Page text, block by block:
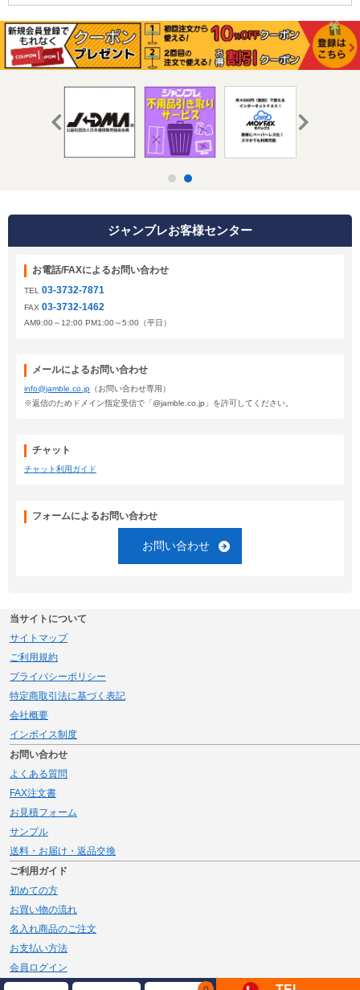
ジャンブレお客様センター
お電話/FAXによるお問い合わせ
TEL 03-3732-7871
FAX 03-3732-1462
AM9:00～12:00 PM1:00～5:00（平日）
メールによるお問い合わせ
info@jamble.co.jp （お問い合わせ専用）
※返信のためドメイン指定受信で「@jamble.co.jp」を許可してください。
チャット
チャット利用ガイド
フォームによるお問い合わせ
お問い合わせ
当サイトについて
サイトマップ
ご利用規約
プライバシーポリシー
特定商取引法に基づく表記
会社概要
インボイス制度
お問い合わせ
よくある質問
FAX注文書
お見積フォーム
サンプル
送料・お届け・返品交換
ご利用ガイド
初めての方
お買い物の流れ
名入れ商品のご注文
お支払い方法
会員ログイン
メルマガ登録